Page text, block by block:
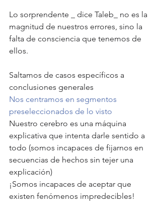
Lo sorprendente _ dice Taleb_ no es la
magnitud de nuestros errores, sino la
falta de consciencia que tenemos de
ellos.
Saltamos de casos específicos a
conclusiones generales
Nos centramos en segmentos
preseleccionados de lo visto
Nuestro cerebro es una máquina
explicativa que intenta darle sentido a
todo (somos incapaces de fijarnos en
secuencias de hechos sin tejer una
explicación)
¡Somos incapaces de aceptar que
existen fenómenos impredecibles!